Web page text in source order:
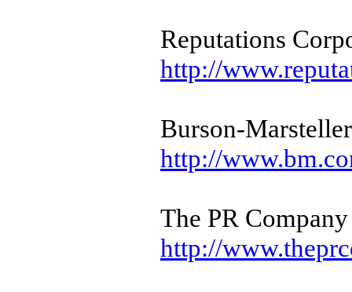
Reputations
http://
Burson-Marsteller
http://
The PR Company
http://